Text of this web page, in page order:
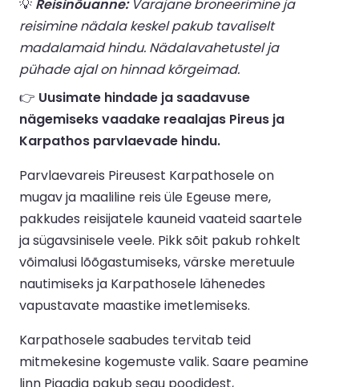
💡 Reisinõuanne:Varajane broneerimine ja
reisimine nädala keskel pakub tavaliselt
madalamaid hindu. Nädalavahetustel ja
pühade ajal on hinnad kõrgeimad.
👉 Uusimate hindade ja saadavuse
nägemiseks vaadake reaalajas Pireus ja
Karpathos parvlaevade hindu.
Parvlaevareis Pireusest Karpathosele on
mugav ja maaliline reis üle Egeuse mere,
pakkudes reisijatele kauneid vaateid saartele
ja sügavsinisele veele. Pikk sõit pakub rohkelt
võimalusi lõõgastumiseks, värske meretuule
nautimiseks ja Karpathosele lähenedes
vapustavate maastike imetlemiseks.
Karpathosele saabudes tervitab teid
mitmekesine kogemuste valik. Saare peamine